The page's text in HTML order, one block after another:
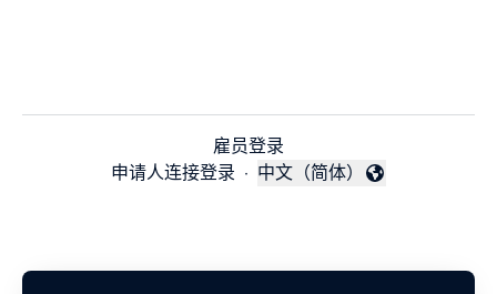
雇员登录
申请人连接登录 ·
更改语言
中文（简体）